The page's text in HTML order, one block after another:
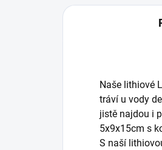
Naše lithiové
tráví u vody
jistě najdou i
5x9x15cm s
S naší